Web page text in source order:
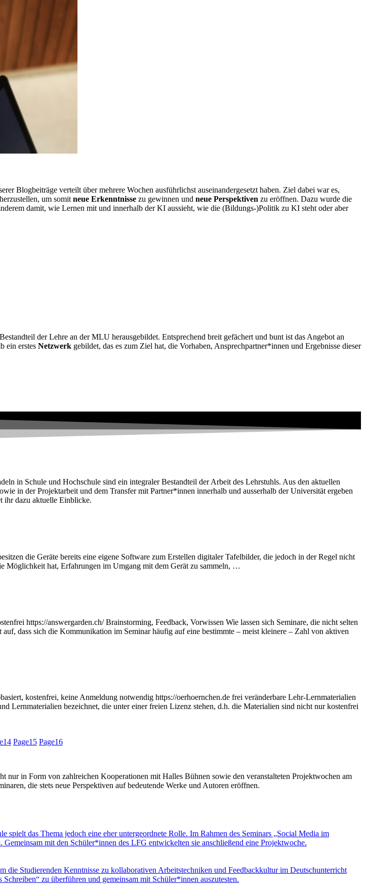
Blogbeiträge verteilt über mehrere Wochen ausführlichst auseinandergesetzt haben. Ziel dabei war es,
herzustellen, um somitneue Erkenntnisse zu gewinnen und neue Perspektiven zu eröffnen. Dazu wurde die
damit, wie Lernen mit und innerhalb der KI aussieht, wie die (Bildungs-)Politik zu KI steht oder aber
der Lehre an der MLU herausgebildet. Entsprechend breit gefächert und bunt ist das Angebot an
ein erstes Netzwerk gebildet, das es zum Ziel hat, die Vorhaben, Ansprechpartner*innen und Ergebnisse dieser
in Schule und Hochschule sind ein integraler Bestandteil der Arbeit des Lehrstuhls. Aus den aktuellen
in der Projektarbeit und dem Transfer mit Partner*innen innerhalb und ausserhalb der Universität ergeben
ihr dazu aktuelle Einblicke.
die Geräte bereits eine eigene Software zum Erstellen digitaler Tafelbilder, die jedoch in der Regel nicht
Möglichkeit hat, Erfahrungen im Umgang mit dem Gerät zu sammeln, …
https://answergarden.ch/ Brainstorming, Feedback, Vorwissen Wie lassen sich Seminare, die nicht selten
dass sich die Kommunikation im Seminar häufig auf eine bestimmte – meist kleinere – Zahl von aktiven
kostenfrei, keine Anmeldung notwendig https://oerhoernchen.de frei veränderbare Lehr-Lernmaterialien
bezeichnet, die unter einer freien Lizenz stehen, d.h. die Materialien sind nicht nur kostenfrei
14 Page15 Page16
in Form von zahlreichen Kooperationen mit Halles Bühnen sowie den veranstalteten Projektwochen am
die stets neue Perspektiven auf bedeutende Werke und Autoren eröffnen.
das Thema jedoch eine eher untergeordnete Rolle. Im Rahmen des Seminars „Social Media im
mit den Schüler*innen des LFG entwickelten sie anschließend eine Projektwoche.
Studierenden Kenntnisse zu kollaborativen Arbeitstechniken und Feedbackkultur im Deutschunterricht
zu überführen und gemeinsam mit Schüler*innen auszutesten.